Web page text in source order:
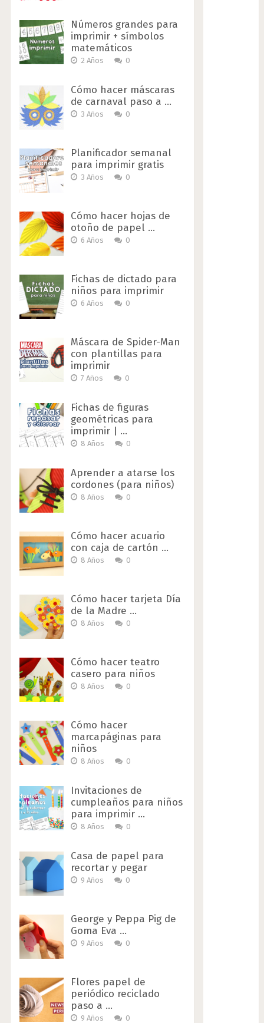
Números grandes para
imprimir + símbolos
matemáticos
2 Años 0
Cómo hacer máscaras
de carnaval paso a …
3 Años 0
Planificador semanal
para imprimir gratis
3 Años 0
Cómo hacer hojas de
otoño de papel …
6 Años 0
Fichas de dictado para
niños para imprimir
6 Años 0
Máscara de Spider-Man
con plantillas para
imprimir
7 Años 0
Fichas de figuras
geométricas para
imprimir | …
8 Años 0
Aprender a atarse los
cordones (para niños)
8 Años 0
Cómo hacer acuario
con caja de cartón …
8 Años 0
Cómo hacer tarjeta Día
de la Madre …
8 Años 0
Cómo hacer teatro
casero para niños
8 Años 0
Cómo hacer
marcapáginas para
niños
8 Años 0
Invitaciones de
cumpleaños para niños
para imprimir …
8 Años 0
Casa de papel para
recortar y pegar
9 Años 0
George y Peppa Pig de
Goma Eva …
9 Años 0
Flores papel de
periódico reciclado
paso a …
9 Años 0